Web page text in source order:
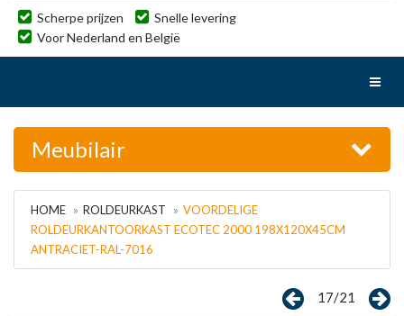
Scherpe prijzen
Snelle levering
Voor Nederland en België
Meubilair
HOME ROLDEURKAST
VOORDELIGE
ROLDEURKANTOORKAST ECOTEC 2000 198X120X45CM
ANTRACIET-RAL-7016
17/21